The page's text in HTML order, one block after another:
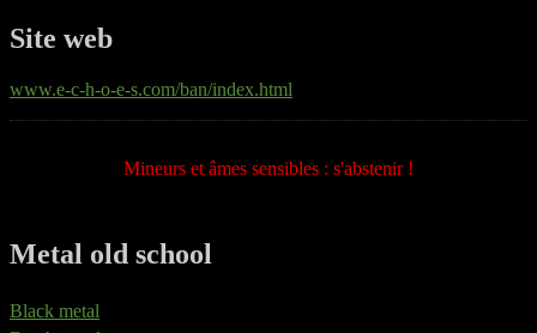
Site web
www.e-c-h-o-e-s.com/ban/index.html
Mineurs et âmes sensibles : s'abstenir !
Metal old school
Black metal